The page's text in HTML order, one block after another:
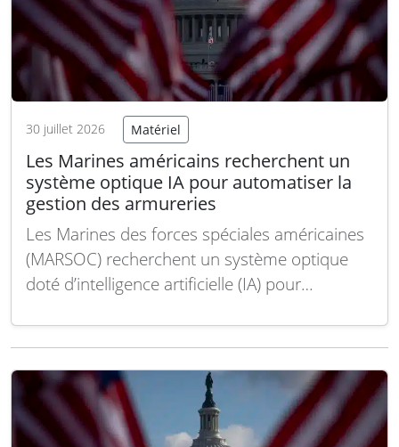
30 juillet 2026 Matériel
Les Marines américains recherchent un
système optique IA pour automatiser la
gestion des armureries
Les Marines des forces spéciales américaines
(MARSOC) recherchent un système optique
doté d’intelligence artificielle (IA) pour
éliminant ainsi la gestion manuelle des stocks
avis spécial publié par l’armée précise que le
système doit constituer une « armurerie
automatisée sécurisée…Lire la suite